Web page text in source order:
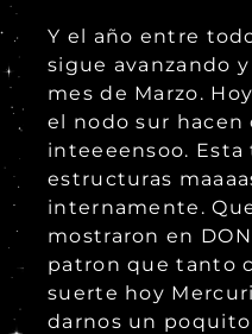
Y el año entre
sigue avanzando
mes de Marzo.
el nodo sur hacen
inteeeensoo.
estructuras
internamente.
mostraron en
patron que tanto
suerte hoy
darnos un